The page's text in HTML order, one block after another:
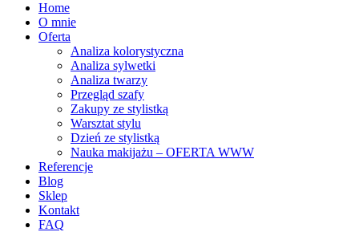
Home
O mnie
Oferta
Analiza kolorystyczna
Analiza sylwetki
Analiza twarzy
Przegląd szafy
Zakupy ze stylistką
Warsztat stylu
Dzień ze stylistką
Nauka makijażu – OFERTA WWW
Referencje
Blog
Sklep
Kontakt
FAQ